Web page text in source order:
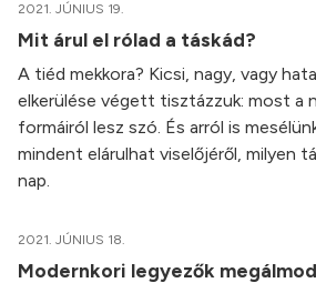
2021. JÚNIUS 19.
Mit árul el rólad a táskád?
A tiéd mekkora? Kicsi, nagy, vagy
elkerülése végett tisztázzuk: most a
formáiról lesz szó. És arról is
mindent elárulhat viselőjéről, milyen
nap.
2021. JÚNIUS 18.
Modernkori legyezők